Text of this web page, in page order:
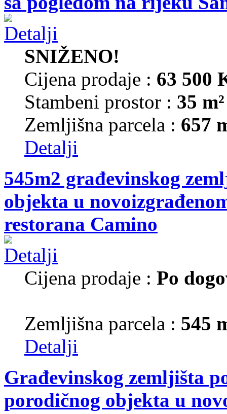
SNIŽENO!
Cijena prodaje : 63 500
Stambeni prostor : 35 m²
Zemljišna parcela : 657
Detalji
545m2 građevinskog
objekta u
restorana Camino
Cijena prodaje : Po
Zemljišna parcela : 545
Detalji
Građevinskog zemljišta
porodičnog objekta u